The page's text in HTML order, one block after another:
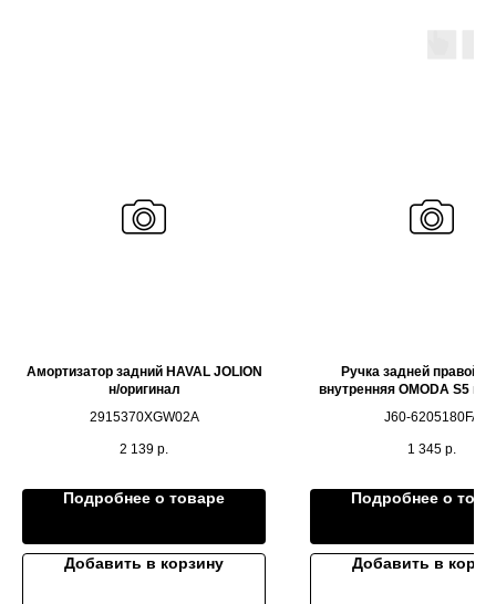
Амортизатор задний HAVAL JOLION
н/оригинал
2915370XGW02A
2 139 р.
Подробнее о товаре
Добавить в корзину
Ручка задней правой
внутренняя OMODA S5 н/
J60-6205180FA
1 345 р.
Подробнее о
Добавить в